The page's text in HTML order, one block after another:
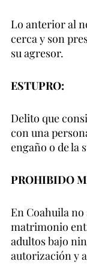
Lo anterior al
cerca y son
su agresor.
ESTUPRO:
Delito que
con una
engaño o de la
PROHIBIDO
En Coahuila no
matrimonio
adultos bajo
autorización y